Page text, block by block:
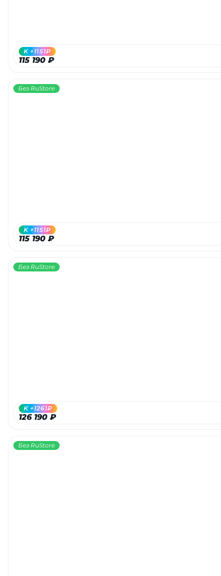
115 190 ₽
K +1151₽
Без RuStore
115 190 ₽
K +1151₽
Без RuStore
126 190 ₽
K +1261₽
Без RuStore